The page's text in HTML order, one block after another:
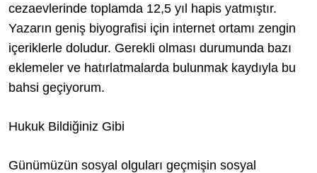
cezaevlerinde toplamda 12,5 yıl hapis yatmıştır.
Yazarın geniş biyografisi için internet ortamı zengin
içeriklerle doludur. Gerekli olması durumunda bazı
eklemeler ve hatırlatmalarda bulunmak kaydıyla bu
bahsi geçiyorum.
Hukuk Bildiğiniz Gibi
Günümüzün sosyal olguları geçmişin sosyal